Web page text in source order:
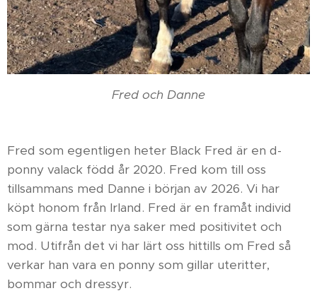
Fred och Danne
Fred som egentligen heter Black Fred är en d-
ponny valack född år 2020. Fred kom till oss
tillsammans med Danne i början av 2026. Vi har
köpt honom från Irland. Fred är en framåt individ
som gärna testar nya saker med positivitet och
mod. Utifrån det vi har lärt oss hittills om Fred så
verkar han vara en ponny som gillar uteritter,
bommar och dressyr.